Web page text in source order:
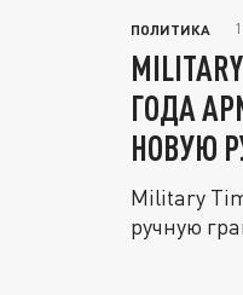
ПОЛИТИКА
ГОДА
НОВУЮ
Military
ручную